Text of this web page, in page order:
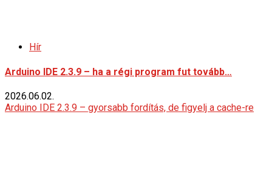
Hír
Arduino IDE 2.3.9 – ha a régi program fut tovább…
2026.06.02.
Arduino IDE 2.3.9 – gyorsabb fordítás, de figyelj a cache-re